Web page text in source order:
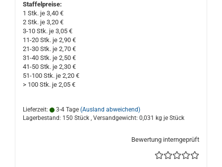
verlängerten abgerundet, verzinkt schließbaren Stahlriegel. Die
Schlüsselführung ist 2-fach geschlitzt.
Porzellan- und Keramik Sparschweine und Spardosen. Made in
Germany, gute Qualität. Das Spardosenloch darf nicht kleiner als
ca. 56 mm Ø und nicht größer als ca. 60 mm Ø sein,
Materialstärke am Loch sollte nicht dicker, oder dünner als ca. 4,5
mm sein!
Staffelpreise:
1 Stk. je 3,40 €
2 Stk. je 3,20 €
3-10 Stk. je 3,05 €
11-20 Stk. je 2,90 €
21-30 Stk. je 2,70 €
31-40 Stk. je 2,50 €
41-50 Stk. je 2,30 €
51-100 Stk. je 2,20 €
> 100 Stk. je 2,05 €
Lieferzeit: 3-4 Tage (Ausland abweichend)
Lagerbestand: 150 Stück , Versandgewicht: 0,031 kg je Stück
Bewertung interngeprüft